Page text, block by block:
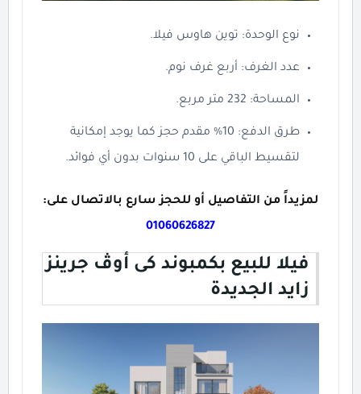
نوع الوحدة: توين هاوس فيلا.
عدد الغرف: أربع غرف نوم.
المساحة: 232 متر مربع.
طرق الدفع: 10% مقدم حجز كما يوجد إمكانية
لتقسيط الباقي على 10 سنوات بدون أي فوائد.
لمزيداً من التفاصيل أو للحجز سارع بالاتصال على:
01060626827
فيلا للبيع بكمبوند كى أوڤ جرينز
زايد الجديدة